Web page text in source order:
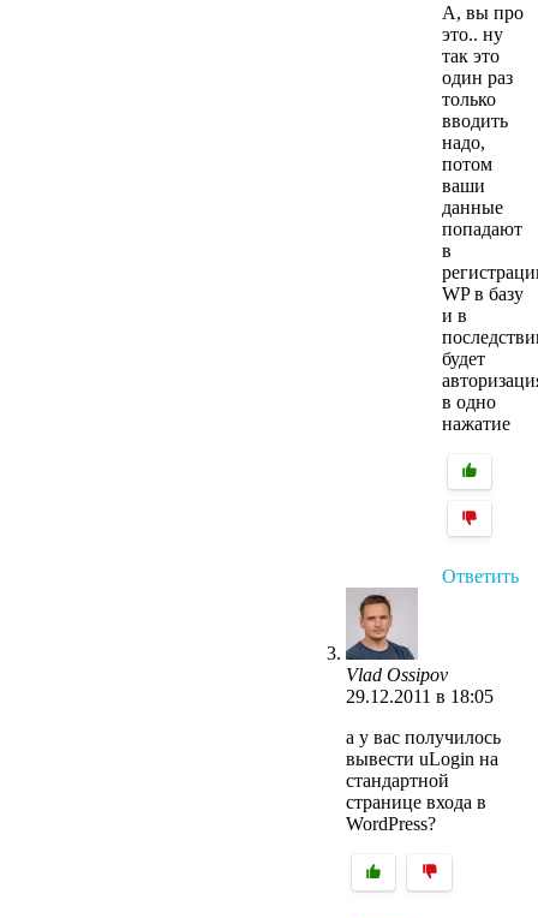
А, вы про
это.. ну
так это
один раз
только
вводить
надо,
потом
ваши
данные
попадают
в
WP в базу
и в
будет
в одно
нажатие
Ответить
Vlad Ossipov
29.12.2011 в 18:05
а у вас получилось
вывести uLogin на
стандартной
странице входа в
WordPress?